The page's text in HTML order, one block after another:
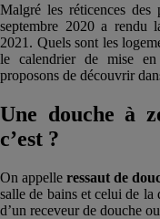
Malgré les réticences des
septembre 2020 a rendu
2021. Quels sont les
le calendrier de mise
proposons de découvrir
Une douche à
c’est ?
On appelle ressaut de
salle de bains et celui de la
d’un receveur de douche